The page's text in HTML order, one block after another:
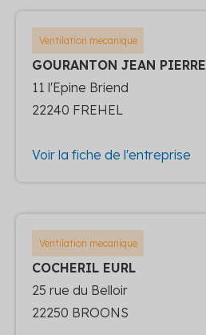
Ventilation mecanique
GOURANTON JEAN PIERRE
11 l'Epine Briend
22240 FREHEL
Voir la fiche de l'entreprise
Ventilation mecanique
COCHERIL EURL
25 rue du Belloir
22250 BROONS